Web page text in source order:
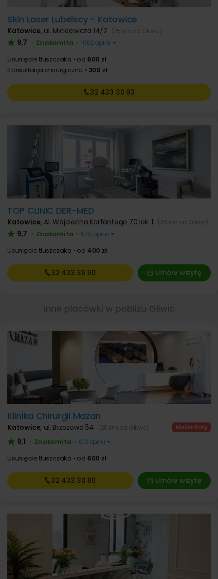
Skin Laser Lubelscy - Katowice
Katowice, ul. Mickiewicza 14/2 (25 km od Gliwic)
9,7 • Znakomita • 1002 opinii
Usunięcie tłuszczaka od 600 zł
Konsultacja chirurgiczna
300 zł
32 433 30 93
TOP CLINIC DER-MED
Katowice, Al. Wojciecha Korfantego 70 lok. 1 (25 km od Gliwic)
9,7 • Znakomita • 575 opinii
Usunięcie tłuszczaka od 400 zł
Umów wizytę
32 433 36 90
Klinika Chirurgii Mazan
Katowice, ul. Brzozowa 54 (25 km od Gliwic)
9,1 • Znakomita • 613 opinii
Usunięcie tłuszczaka od 600 zł
Umów wizytę
32 433 30 80